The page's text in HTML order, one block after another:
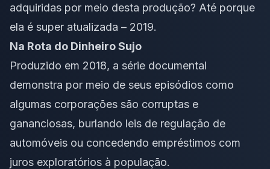
adquiridas por meio desta produção? Até porque
ela é super atualizada – 2019.
Na Rota do Dinheiro Sujo
Produzido em 2018, a série documental
demonstra por meio de seus episódios como
algumas corporações são corruptas e
gananciosas, burlando leis de regulação de
automóveis ou concedendo empréstimos com
juros exploratórios à população.